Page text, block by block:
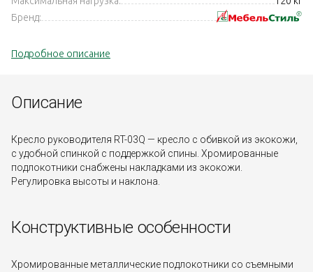
Бренд:
Подробное описание
Описание
Кресло руководителя RT-03Q — кресло с обивкой из экокожи,
с удобной спинкой с поддержкой спины. Хромированные
подлокотники снабжены накладками из экокожи.
Регулировка высоты и наклона.
Конструктивные особенности
Хромированные металлические подлокотники со съемными